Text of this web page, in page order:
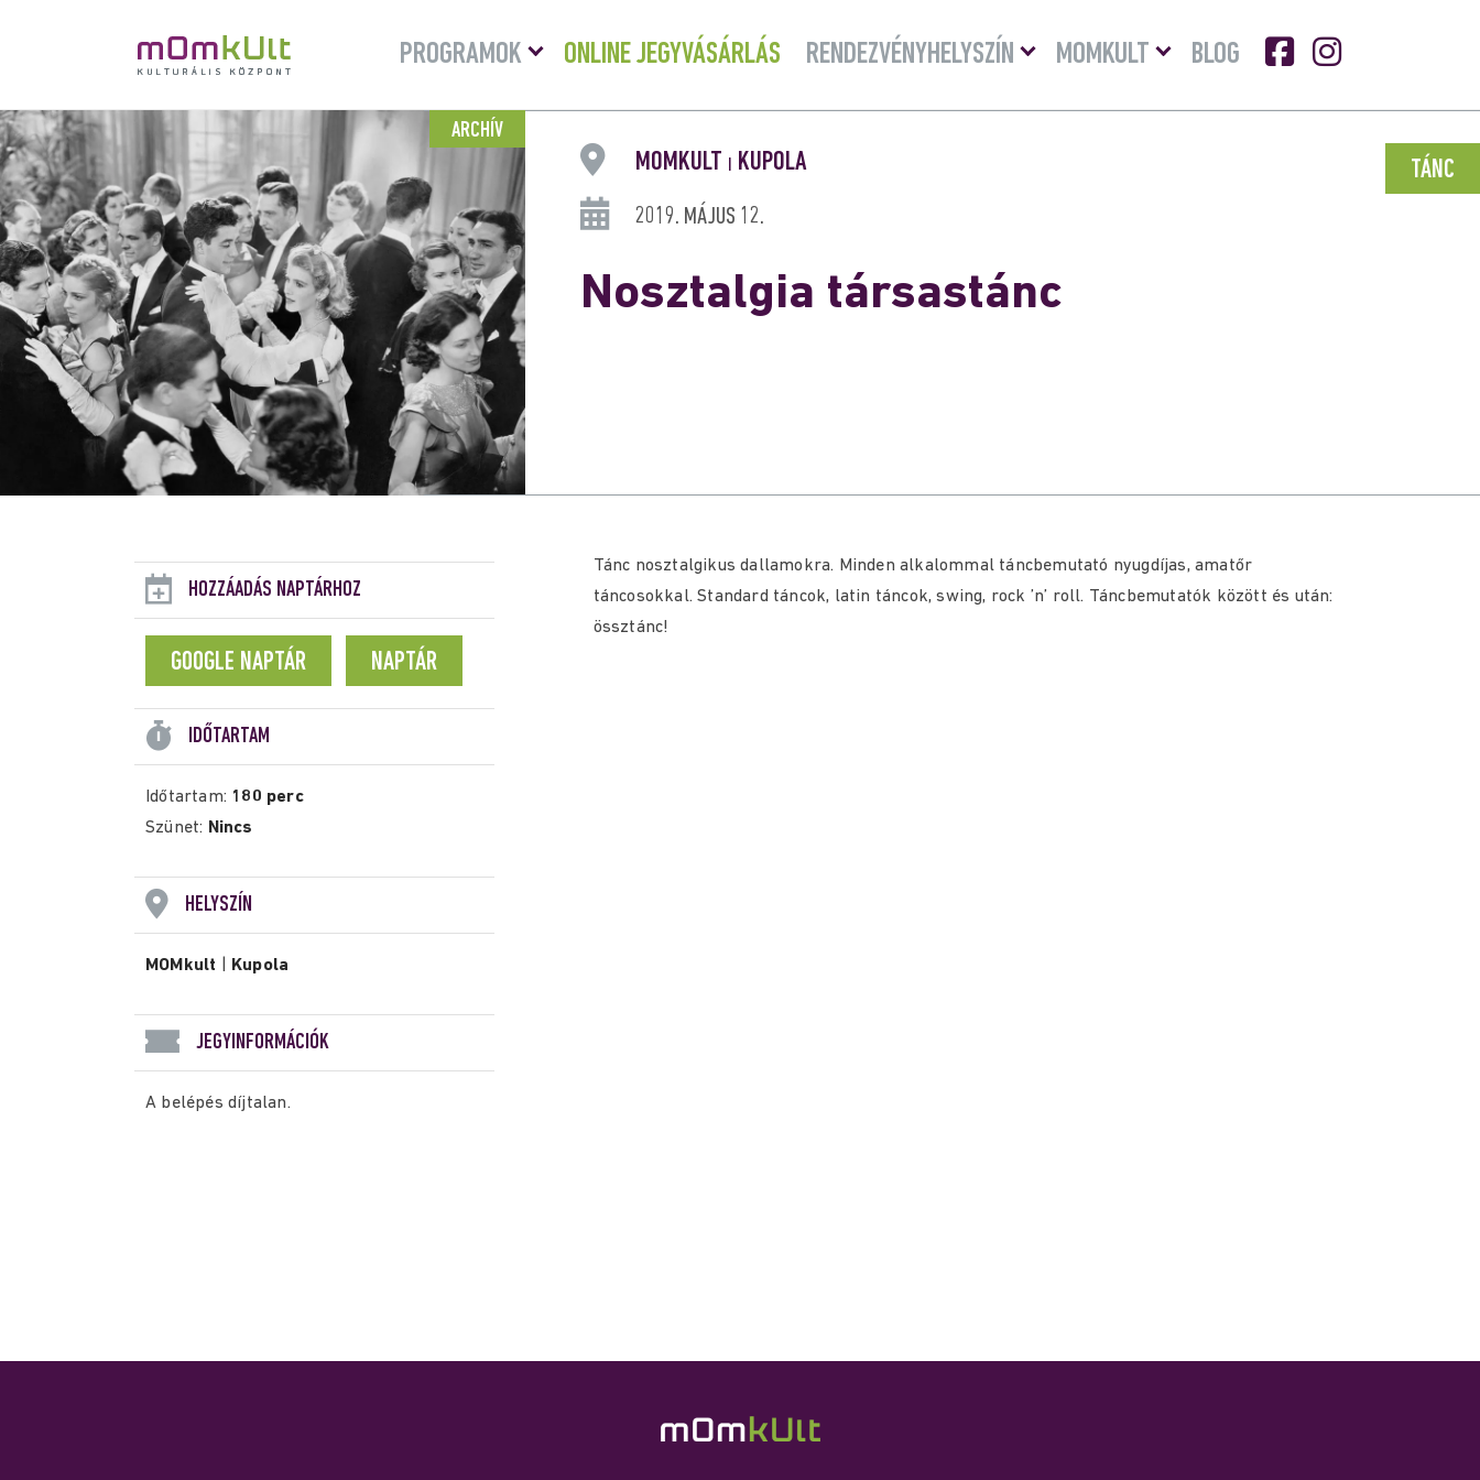
PROGRAMOK
Menü
lenyitása
ONLINE JEGYVÁSÁRLÁS RENDEZVÉNYHELYSZÍN
Menü
lenyitásaMOMKULT
Menü
lenyitása
BLOG
ARCHÍV
TÁNC
MOMKULT KUPOLA
2019. MÁJUS 12.
Nosztalgia társastánc
HOZZÁADÁS NAPTÁRHOZ
GOOGLE NAPTÁR NAPTÁR
IDŐTARTAM
Időtartam: 180 perc
Szünet: Nincs
HELYSZÍN
MOMkult Kupola
JEGYINFORMÁCIÓK
A belépés díjtalan.
Tánc nosztalgikus dallamokra. Minden alkalommal táncbemutató nyugdíjas, amatőr
táncosokkal. Standard táncok, latin táncok, swing, rock ’n’ roll. Táncbemutatók között és után:
össztánc!